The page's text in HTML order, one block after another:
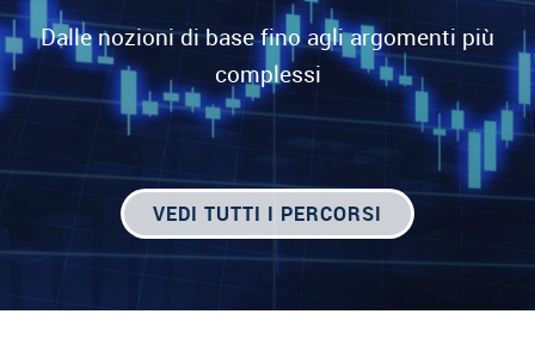
Dalle nozioni di base fino agli argomenti più
complessi
VEDI TUTTI I PERCORSI